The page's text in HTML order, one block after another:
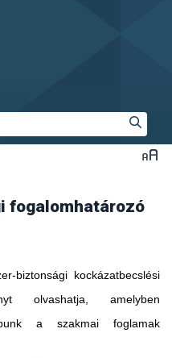
fogalomhatározó
biztonsági kockázatbecslési
olvashatja, amelyben
a szakmai foglamak